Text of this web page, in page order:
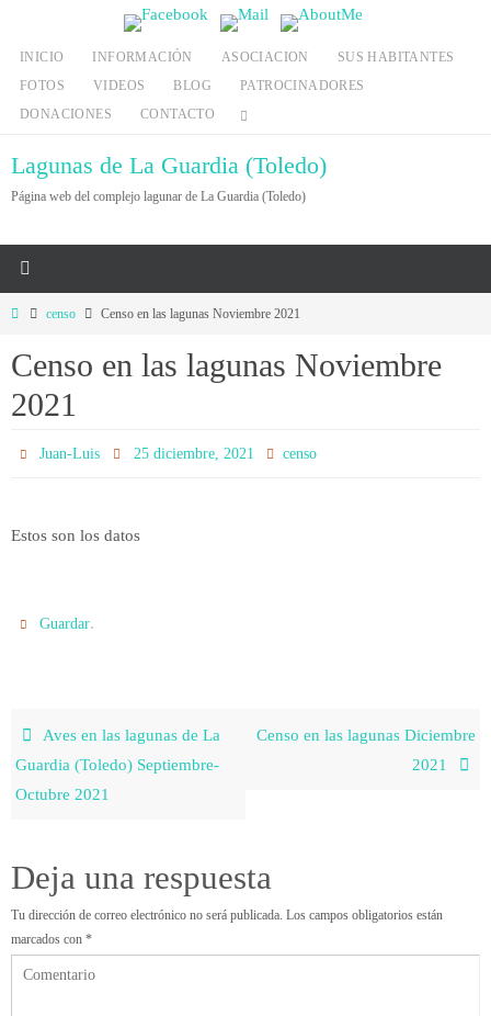
contenido
INICIO INFORMACIÓN ASOCIACION
SUS HABITANTES
FOTOS
VIDEOS BLOG
PATROCINADORES
DONACIONES
CONTACTO
Lagunas de La Guardia (Toledo)
Página web del complejo lagunar de La Guardia (Toledo)
Iniciocenso Censo en las lagunas Noviembre 2021
Censo en las lagunas Noviembre
2021
Juan-Luis 25 diciembre, 2021 censo
Estos son los datos
Guardar.
Aves en las lagunas de La
Guardia (Toledo) Septiembre-
Octubre 2021
Censo en las lagunas Diciembre
2021
Deja una respuesta
Tu dirección de correo electrónico no será publicada. Los campos obligatorios están
marcados con *